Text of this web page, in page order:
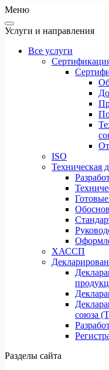
Меню
Услуги и направления
Все услуги
ISO
Техническая
ХАССП
союза
Разделы сайта